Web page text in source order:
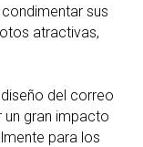
sus
atractivas,
del correo
gran impacto
para los